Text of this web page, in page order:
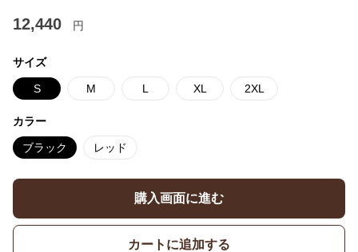
12,440 円
サイズ
S M L XL 2XL
カラー
ブラック レッド
購入画面に進む
カートに追加する